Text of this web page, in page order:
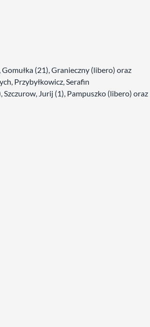
(21), Granieczny (libero) oraz
Przybyłkowicz, Serafin
Jurij (1), Pampuszko (libero) oraz